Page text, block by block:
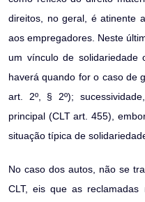
direitos, no geral, é atinente
aos empregadores. Neste
um vínculo de solidariedade
haverá quando for o caso de
art. 2º, § 2º);
principal (CLT art. 455),
situação típica de
No caso dos autos, não se
CLT, eis que as